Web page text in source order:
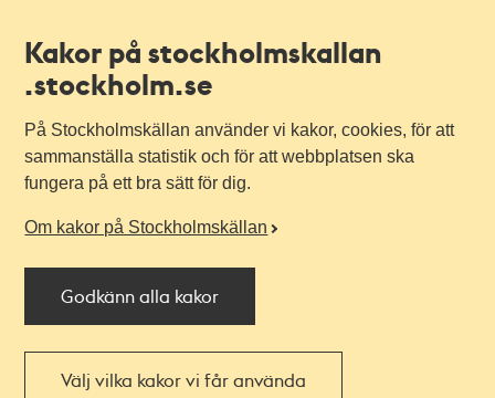
Kakor på stockholmskallan
.stockholm.se
På Stockholmskällan använder vi kakor, cookies, för att
sammanställa statistik och för att webbplatsen ska
fungera på ett bra sätt för dig.
Om kakor på Stockholmskällan
Godkänn alla kakor
Välj vilka kakor vi får använda